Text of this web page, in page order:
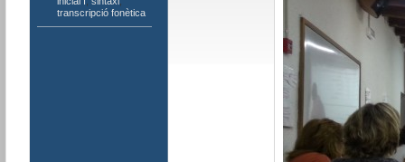
transcripció fonètica